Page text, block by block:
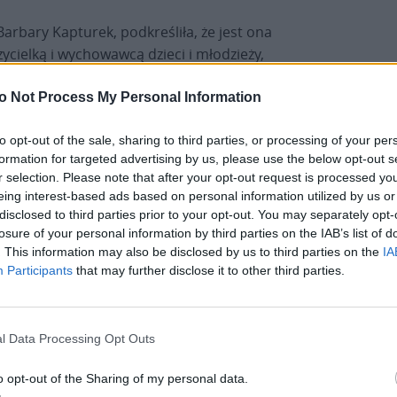
Not Process My Personal Information
opt-out of the sale, sharing to third parties, or processing of your
for targeted advertising by us, please use the below opt-out
selection. Please note that after your opt-out request is processed
interest-based ads based on personal information utilized by us
to third parties prior to your opt-out. You may separately
of your personal information by third parties on the IAB’s list of
This information may also be disclosed by us to third parties on the
Participants that may further disclose it to other third parties.
Data Processing Opt Outs
opt-out of the Sharing of my personal data.
Kapturek, podkreśliła, że jest ona
i wychowawcą dzieci i młodzieży,
Baraniaka, współpracownika prymasów
poznańskiego w latach 1957–1977. „Przez
osoby abp. Antoniego Baraniaka
i mieszkał abp. Baraniak, w Mchach, gdzie jest
szkoły” – zauważyła redaktor. Podkreśliła, że B.
podstawowej, gdzie pełniła funkcję
abp. Baraniaka. Wśród pamiątek jest tam
kartki pocztowe, zbiory znaczków pocztowych,
którymi się pasjonował. Barbara Kapturek
poznańskim, współpracowała z IPN-em, ze
Pileckiego z Grodziska Wlkp., które
organizowała spływy kajakowe i rajdy
z abp. Baraniakiem.
Orkiestry Dętej na Świętej Górze sięgają